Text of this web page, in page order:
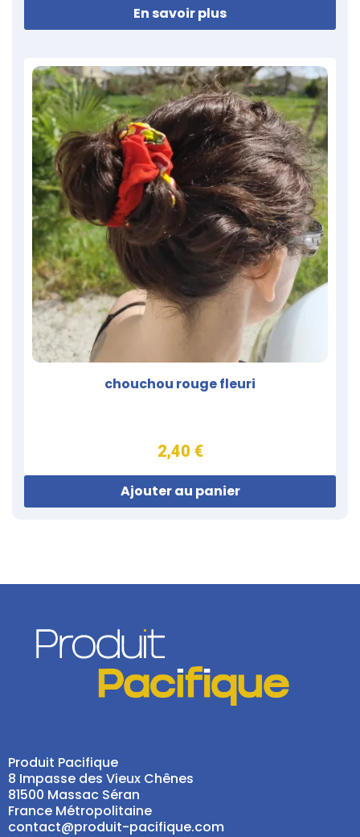
En savoir plus
chouchou rouge fleuri
2,40 €
Ajouter au panier
Produit Pacifique
8 Impasse des Vieux Chênes
81500 Massac Séran
France Métropolitaine
contact@produit-pacifique.com